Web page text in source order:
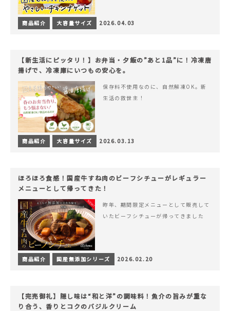
商品紹介 大容量サイズ 2026.04.03
【新生活にピッタリ！】お弁当・夕飯の”あと1品”に！冷凍唐
揚げで、冷凍庫にいつもの安心を。
保存料不使用なのに、自然解凍OK。新
生活の救世主！
商品紹介 大容量サイズ 2026.03.13
ほろほろ食感！国産牛すね肉のビーフシチューがレギュラー
メニューとして帰ってきた！
昨年、期間限定メニューとして販売して
いたビーフシチューが帰ってきました
商品紹介 国産無添加シリーズ 2026.02.20
【完売御礼】隠し味は“和と洋”の調味料！魚介の旨みが重な
り合う、香りとコクのバジルクリーム